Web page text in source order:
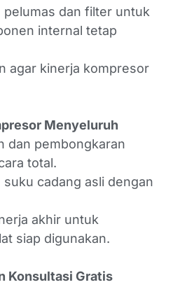
pelumas dan filter untuk
internal tetap
agar kinerja kompresor
Menyeluruh
dan pembongkaran
total.
suku cadang asli dengan
akhir untuk
siap digunakan.
Konsultasi Gratis